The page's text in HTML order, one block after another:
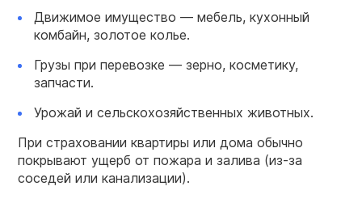
Движимое имущество — мебель, кухонный
комбайн, золотое колье.
Грузы при перевозке — зерно, косметику,
запчасти.
Урожай и сельскохозяйственных животных.
При страховании квартиры или дома обычно
покрывают ущерб от пожара и залива (из-за
соседей или канализации).